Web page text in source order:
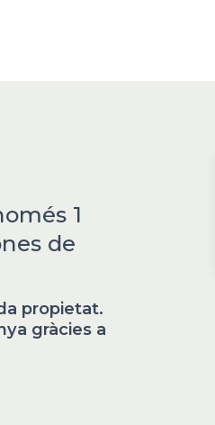
1
de
propietat.
gràcies a